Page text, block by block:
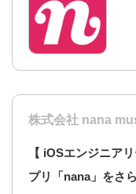
株式会社 nana
【 iOSエンジニア
プリ「nana」をさ